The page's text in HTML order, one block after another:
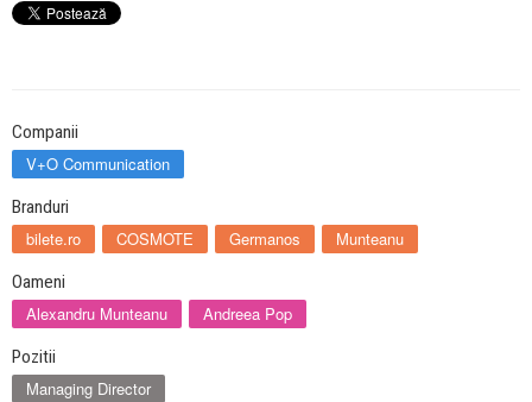
Companii
V+O Communication
Branduri
bilete.ro COSMOTE Germanos Munteanu
Oameni
Alexandru Munteanu Andreea Pop
Pozitii
Managing Director